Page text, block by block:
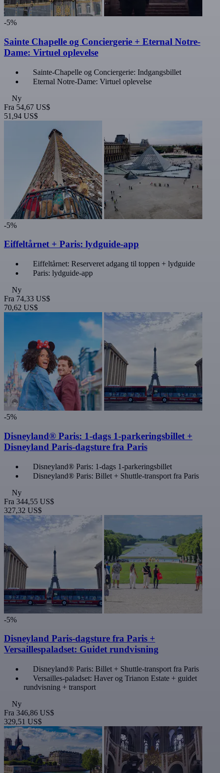
-5%
Sainte Chapelle og Conciergerie + Eternal Notre-
Dame: Virtuel oplevelse
Sainte-Chapelle og Conciergerie: Indgangsbillet
Eternal Notre-Dame: Virtuel oplevelse
Ny
Fra 54,67 US$
51,94 US$
-5%
Eiffeltårnet + Paris: lydguide-app
Eiffeltårnet: Reserveret adgang til toppen + lydguide
Paris: lydguide-app
Ny
Fra 74,33 US$
70,62 US$
-5%
Disneyland® Paris: 1-dags 1-parkeringsbillet +
Disneyland Paris-dagsture fra Paris
Disneyland® Paris: 1-dags 1-parkeringsbillet
Disneyland® Paris: Billet + Shuttle-transport fra Paris
Ny
Fra 344,55 US$
327,32 US$
-5%
Disneyland Paris-dagsture fra Paris +
Versaillespaladset: Guidet rundvisning
Disneyland® Paris: Billet + Shuttle-transport fra Paris
Versailles-paladset: Haver og Trianon Estate + guidet
rundvisning + transport
Ny
Fra 346,86 US$
329,51 US$